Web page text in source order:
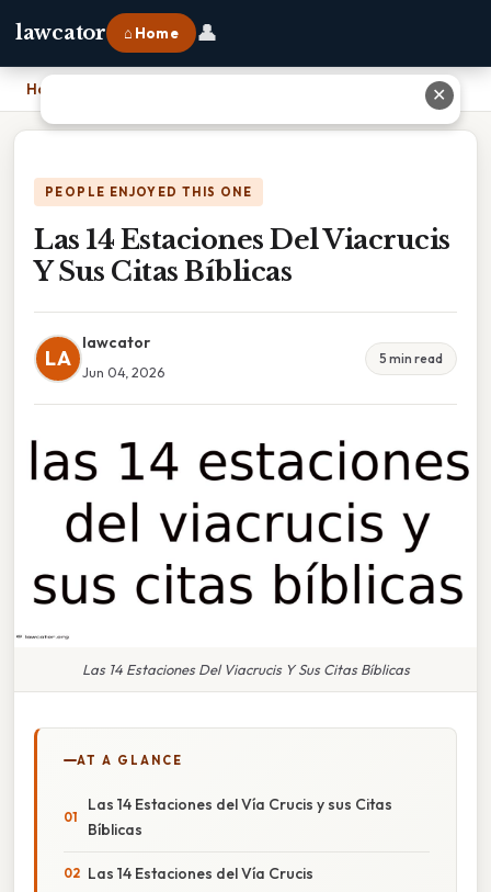
lawcator ⌂ Home 👤
Home
PEOPLE ENJOYED THIS ONE
Las 14 Estaciones Del Viacrucis
Y Sus Citas Bíblicas
LA
lawcator
Jun 04, 2026
5 min read
Las 14 Estaciones Del Viacrucis Y Sus Citas Bíblicas
AT A GLANCE
Las 14 Estaciones del Vía Crucis y sus Citas
Bíblicas
Las 14 Estaciones del Vía Crucis
✕